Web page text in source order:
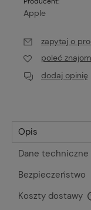
Apple
zapytaj o
poleć
dodaj opinię
Opis
Dane techniczne
Bezpieczeństwo
Koszty dostawy
Cena nie zawiera